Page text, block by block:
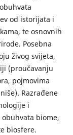
od istorijata i
te osnovnih
Posebna
živog svijeta,
(proučavanju
pojmovima
Razrađene
i
biome,
biosfere.